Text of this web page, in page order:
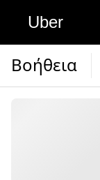
Uber
Βοήθεια